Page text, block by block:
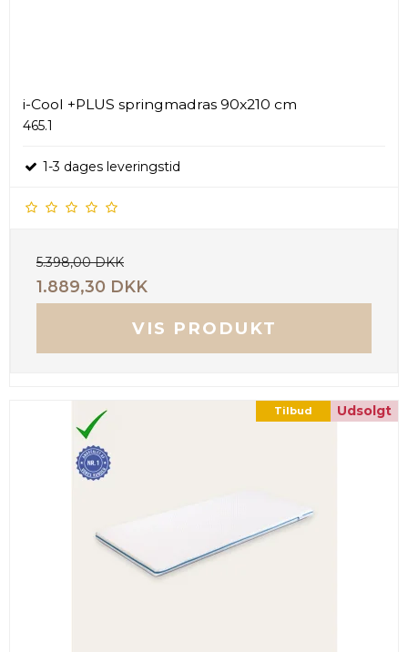
i-Cool +PLUS springmadras 90x210 cm
465.1
1-3 dages leveringstid
5.398,00 DKK
1.889,30 DKK
VIS PRODUKT
Tilbud Udsolgt